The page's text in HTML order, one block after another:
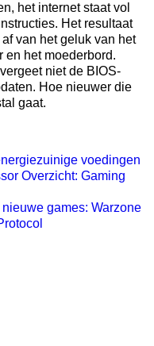
het internet staat vol
Het resultaat
van het geluk van het
en het moederbord.
niet de BIOS-
Hoe nieuwer die
gaat.
voedingen
Overzicht: Gaming
games: Warzone